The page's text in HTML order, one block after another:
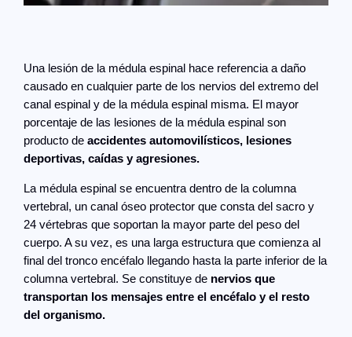
Una lesión de la médula espinal hace referencia a daño
causado en cualquier parte de los nervios del extremo del
canal espinal y de la médula espinal misma. El mayor
porcentaje de las lesiones de la médula espinal son
producto deaccidentes automovilísticos, lesiones
deportivas, caídas y agresiones.
La médula espinal se encuentra dentro de la columna
vertebral, un canal óseo protector que consta del sacro y
24 vértebras que soportan la mayor parte del peso del
cuerpo. A su vez, es una larga estructura que comienza al
final del tronco encéfalo llegando hasta la parte inferior de la
columna vertebral. Se constituye de nervios que
transportan los mensajes entre el encéfalo y el resto
del organismo.